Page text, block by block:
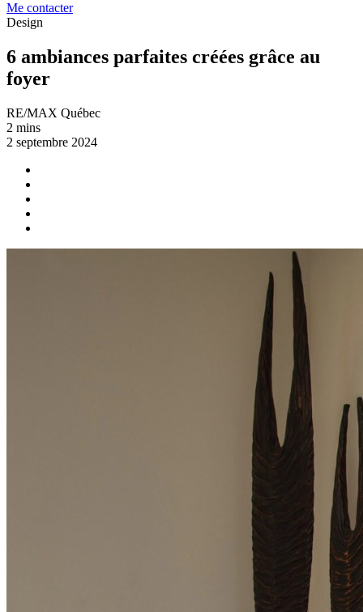
Me contacter
Design
6 ambiances parfaites créées grâce au
foyer
RE/MAX Québec
2 mins
2 septembre 2024